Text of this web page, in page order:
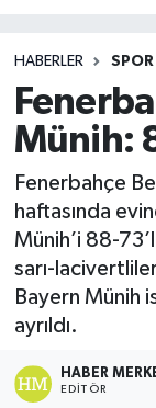
HABERLER SPOR
Münih:
Fenerbahçe
haftasında
Münih’i 88-
sarı-
Bayern Münih
ayrıldı.
HABER
EDITÖR
Haber